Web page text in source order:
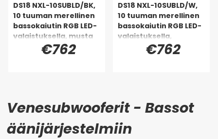
DS18 NXL-10SUBLD/BK,
10 tuuman merellinen
bassokaiutin RGB LED-
valaistuksella, musta
€762
DS18 NXL-10SUBLD/W,
10 tuuman merellinen
bassokaiutin RGB LED-
valaistuksella,
valkoinen€762
Venesubwooferit - Bassot
äänijärjestelmiin